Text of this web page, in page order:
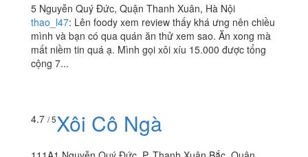
5 Nguyễn Quý Đức, Quận Thanh Xuân, Hà Nội
thao_l47: Lên foody xem review thấy khá ưng nên chiều
mình và bạn có qua quán ăn thử xem sao. Ăn xong mà
mất niềm tin quá ạ. Mình gọi xôi xíu 15.000 được tổng
cộng 7...
4.7 / 5Xôi Cô Ngà